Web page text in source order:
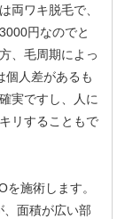
両ワキ脱毛で、
円なのでと
、毛周期によっ
個人差があるも
実ですし、人に
リすることもで
施術します。
面積が広い部